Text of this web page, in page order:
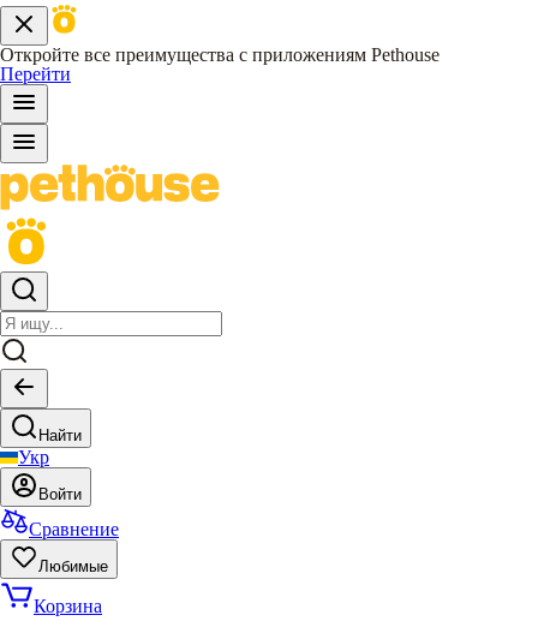
Откройте все преимущества с приложениям Pethouse
Перейти
Найти
Укр
Войти
Сравнение
Любимые
Корзина